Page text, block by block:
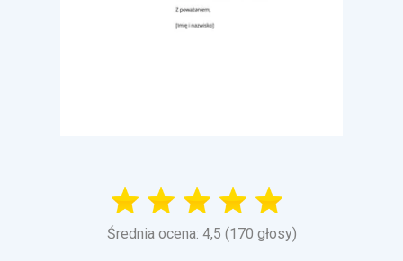
Średnia ocena: 4,5 (170 głosy)